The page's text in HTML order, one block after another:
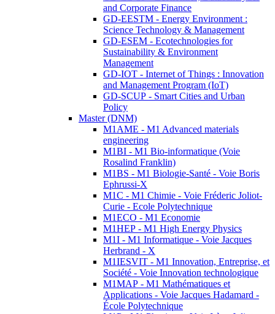
and Corporate Finance
GD-EESTM - Energy Environment :
Science Technology & Management
GD-ESEM - Ecotechnologies for
Sustainability & Environment
Management
GD-IOT - Internet of Things : Innovation
and Management Program (IoT)
GD-SCUP - Smart Cities and Urban
Policy
Master (DNM)
M1AME - M1 Advanced materials
engineering
M1BI - M1 Bio-informatique (Voie
Rosalind Franklin)
M1BS - M1 Biologie-Santé - Voie Boris
Ephrussi-X
M1C - M1 Chimie - Voie Fréderic Joliot-
Curie - Ecole Polytechnique
M1ECO - M1 Economie
M1HEP - M1 High Energy Physics
M1I - M1 Informatique - Voie Jacques
Herbrand - X
M1IESVIT - M1 Innovation, Entreprise, et
Société - Voie Innovation technologique
M1MAP - M1 Mathématiques et
Applications - Voie Jacques Hadamard -
École Polytechnique